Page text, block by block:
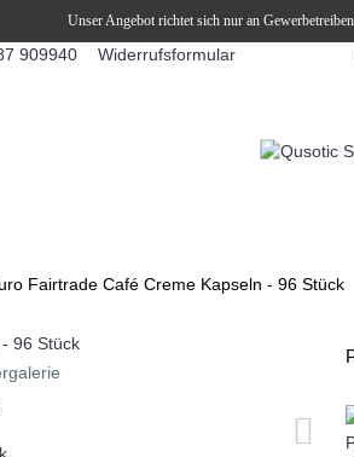
Unser Angebot richtet sich nur an
909940 Widerrufsformular
Fairtrade Café Creme Kapseln - 96 Stück